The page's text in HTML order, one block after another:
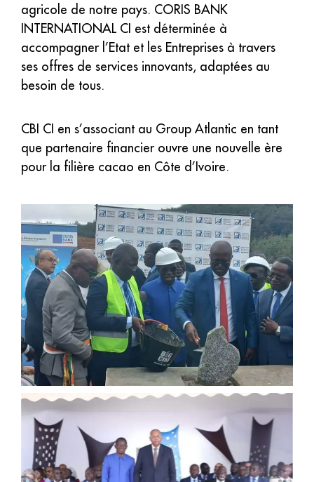
agricole de notre pays. CORIS BANK
INTERNATIONAL CI est déterminée à
accompagner l’Etat et les Entreprises à travers
ses offres de services innovants, adaptées au
besoin de tous.
CBI CI en s’associant au Group Atlantic en tant
que partenaire financier ouvre une nouvelle ère
pour la filière cacao en Côte d’Ivoire.